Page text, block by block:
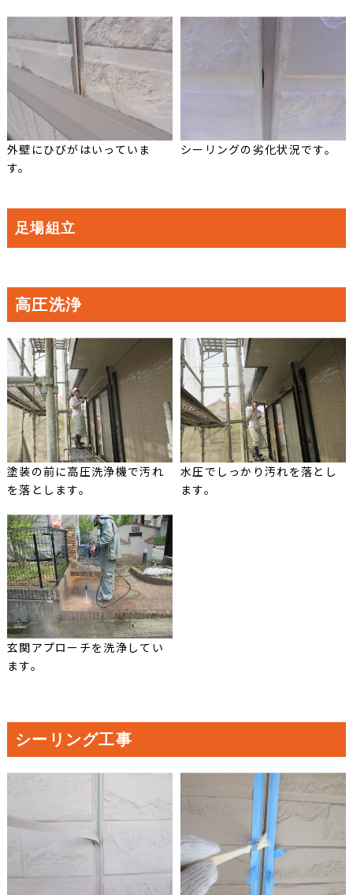
外壁にひびがはいっていま
す。
シーリングの劣化状況です。
足場組立
高圧洗浄
塗装の前に高圧洗浄機で汚れ
を落とします。
水圧でしっかり汚れを落とし
ます。
玄関アプローチを洗浄してい
ます。
シーリング工事